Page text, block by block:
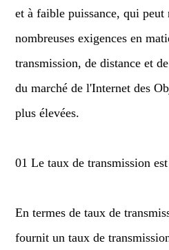
et à faible puissance, qui peut
nombreuses exigences en
transmission, de distance et
du marché de l'Internet des
plus élevées.
01 Le taux de transmission
En termes de taux de
fournit un taux de